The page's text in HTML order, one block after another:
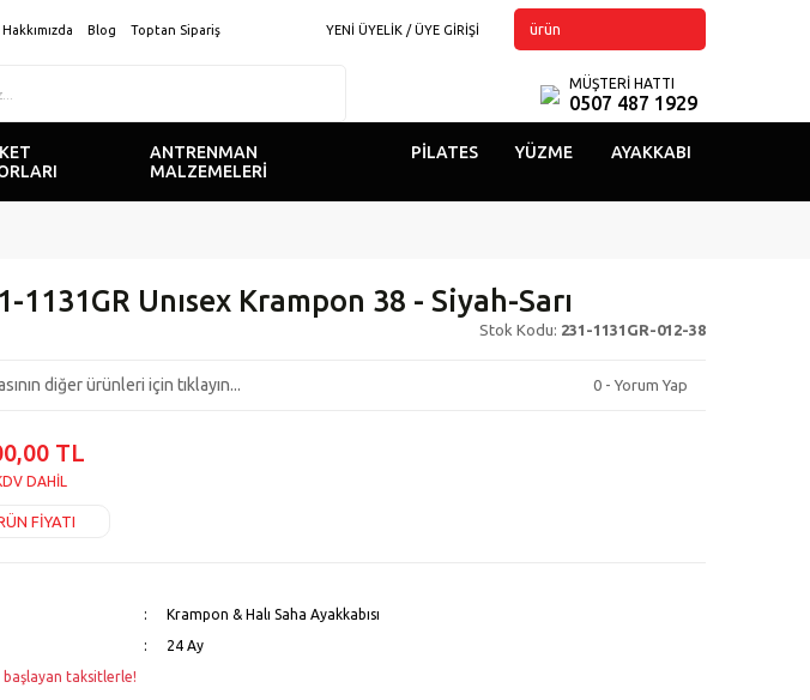
Hakkımızda Blog Toptan Sipariş YENİ ÜYELİK / ÜYE GİRİŞİ ürün
MÜŞTERİ HATTI
0507 487 1929
ANTRENMAN
MALZEMELERİ
PILATES YÜZME AYAKKABI
1131GR Unısex Krampon 38 - Siyah-Sarı
Stok Kodu: 231-1131GR-012-38
diğer ürünleri için tıklayın... 0 - Yorum Yap
TL
DAHİL
FİYATI
Krampon & Halı Saha Ayakkabısı
24 Ay
başlayan taksitlerle!